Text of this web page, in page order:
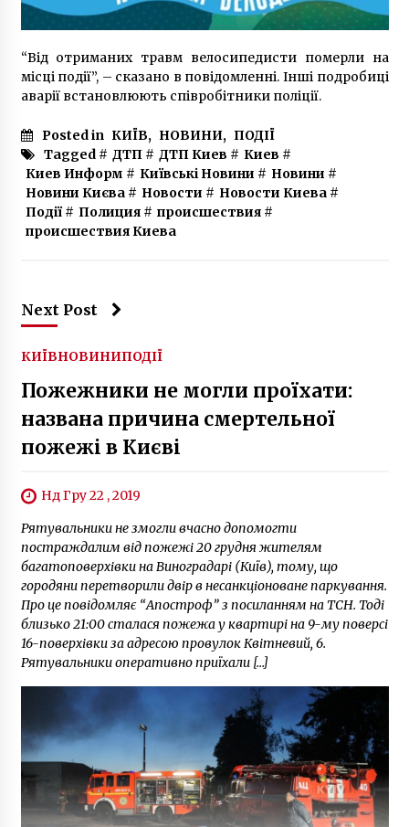
“Від отриманих травм велосипедисти померли на
місці події”, – сказано в повідомленні. Інші подробиці
аварії встановлюють співробітники поліції.
Posted in КИЇВ, НОВИНИ, ПОДІЇ
Tagged # ДТП# ДТП Киев # Киев #
Киев Информ # Київські Новини # Новини #
Новини Києва# Новости # Новости Киева#
Події# Полиция# происшествия#
происшествия Киева
Next Post
КИЇВНОВИНИПОДІЇ
Пожежники не могли проїхати:
названа причина смертельної
пожежі в Києві
Нд Гру 22 , 2019
Рятувальники не змогли вчасно допомогти
постраждалим від пожежі 20 грудня жителям
багатоповерхівки на Виноградарі (Київ), тому, що
городяни перетворили двір в несанкціоноване паркування.
Про це повідомляє “Апостроф” з посиланням на ТСН. Тоді
близько 21:00 сталася пожежа у квартирі на 9-му поверсі
16-поверхівки за адресою провулок Квітневий, 6.
Рятувальники оперативно приїхали […]